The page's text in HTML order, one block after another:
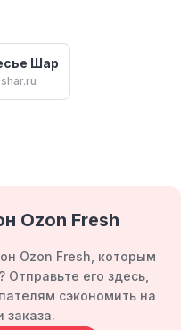
Шар
Ozon Fresh
Ozon Fresh, которым
его здесь,
сэкономить на
заказа.